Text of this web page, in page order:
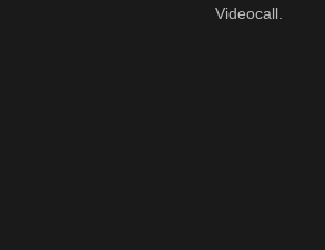
Videocall.